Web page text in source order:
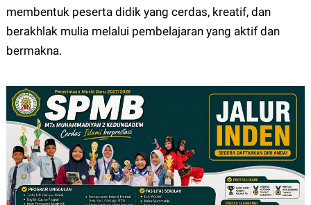
membentuk peserta didik yang cerdas, kreatif, dan
berakhlak mulia melalui pembelajaran yang aktif dan
bermakna.